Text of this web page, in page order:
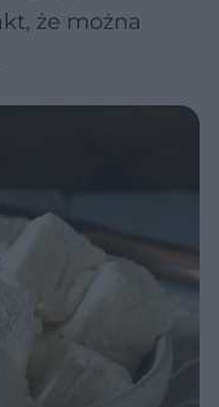
że można